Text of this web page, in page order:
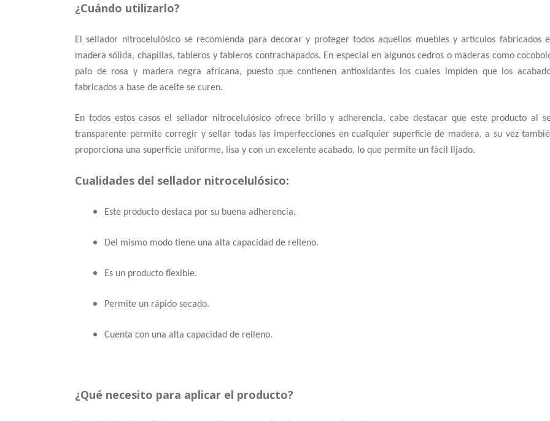
¿Cuándo utilizarlo?
El sellador nitrocelulósico se recomienda para decorar y proteger todos aquellos muebles y artículos fabricados
madera sólida, chapillas, tableros y tableros contrachapados. En especial en algunos cedros o maderas como
palo de rosa y madera negra africana, puesto que contienen antioxidantes los cuales impiden que los
fabricados a base de aceite se curen.
En todos estos casos el sellador nitrocelulósico ofrece brillo y adherencia, cabe destacar que este producto al
transparente permite corregir y sellar todas las imperfecciones en cualquier superficie de madera, a su vez
proporciona una superficie uniforme, lisa y con un excelente acabado, lo que permite un fácil lijado.
Cualidades del sellador nitrocelulósico:
Este producto destaca por su buena adherencia.
Del mismo modo tiene una alta capacidad de relleno.
Es un producto flexible.
Permite un rápido secado.
Cuenta con una alta capacidad de relleno.
¿Qué necesito para aplicar el producto?